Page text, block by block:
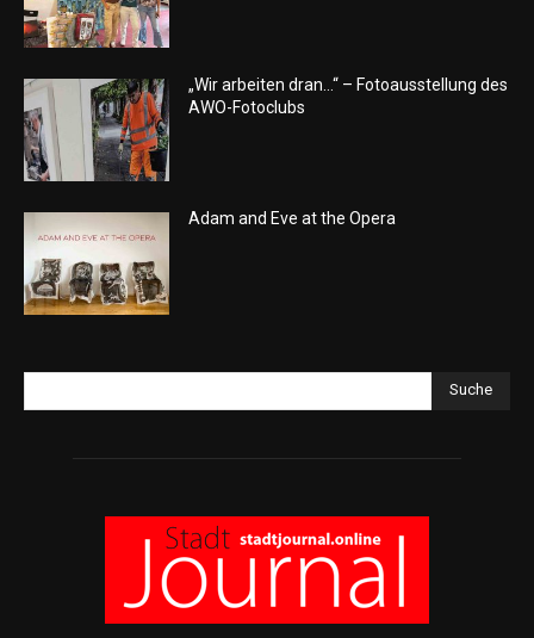
„Wir arbeiten dran…“ – Fotoausstellung des
AWO-Fotoclubs
Adam and Eve at the Opera
Suche